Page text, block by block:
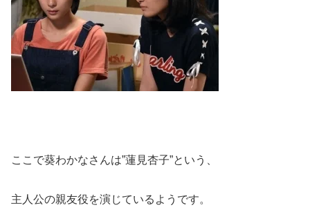
ここで葵わかなさんは”蓮見杏子”という、
主人公の親友役を演じているようです。